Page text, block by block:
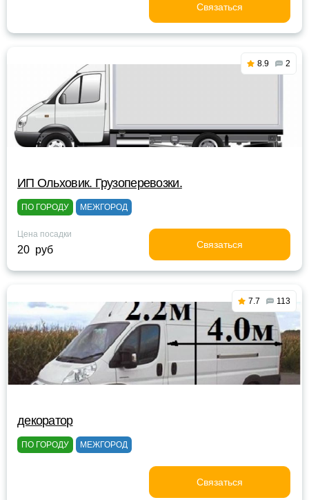
Связаться
8.9 2
ИП Ольховик. Грузоперевозки.
ПО ГОРОДУ МЕЖГОРОД
Цена посадки
20 руб Связаться
7.7 113
декоратор
ПО ГОРОДУ МЕЖГОРОД
Связаться